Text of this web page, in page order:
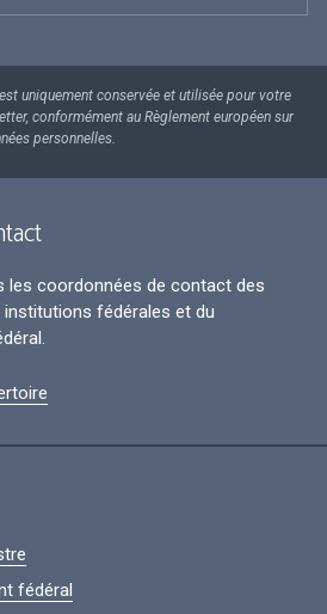
uniquement conservée et utilisée pour votre
conformément au Règlement européen sur
personnelles.
les coordonnées de contact des
fédérales et du
fédéral